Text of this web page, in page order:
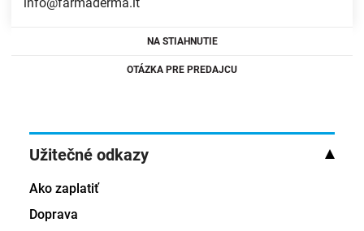
NA STIAHNUTIE
OTÁZKA PRE PREDAJCU
Užitečné odkazy
Ako zaplatiť
Doprava